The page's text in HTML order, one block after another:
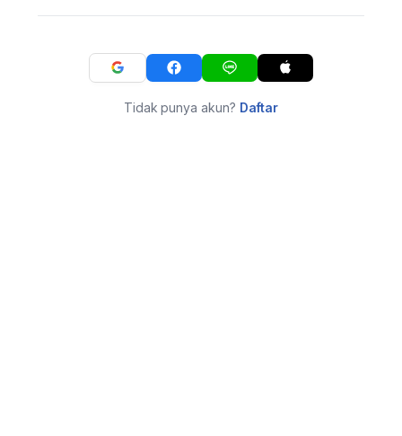
Tidak punya akun? Daftar